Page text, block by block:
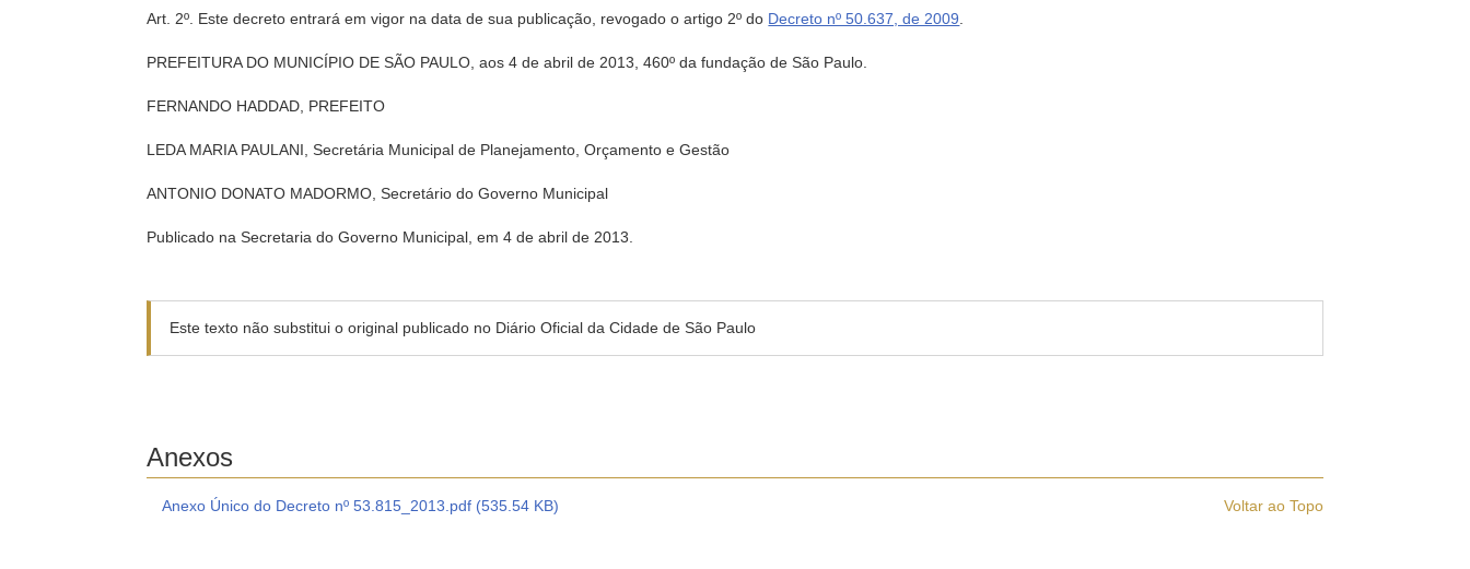
Art. 2º. Este decreto entrará em vigor na data de sua publicação, revogado o artigo 2º do Decreto nº 50.637, de 2009
PREFEITURA DO MUNICÍPIO DE SÃO PAULO, aos 4 de abril de 2013, 460º da fundação de São Paulo.
FERNANDO HADDAD, PREFEITO
LEDA MARIA PAULANI, Secretária Municipal de Planejamento, Orçamento e Gestão
ANTONIO DONATO MADORMO, Secretário do Governo Municipal
Publicado na Secretaria do Governo Municipal, em 4 de abril de 2013.
Este texto não substitui o original publicado no Diário Oficial da Cidade de São Paulo
Anexos
Voltar ao Topo
Anexo Único do Decreto nº 53.815_2013.pdf (535.54 KB)